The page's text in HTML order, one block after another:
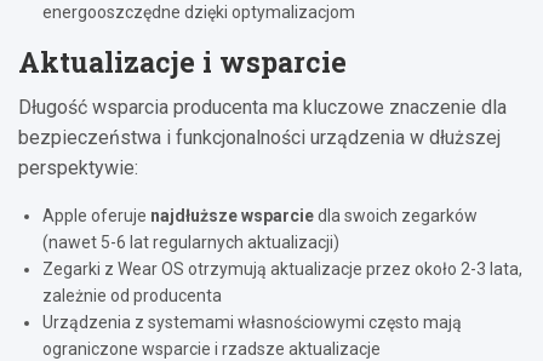
energooszczędne dzięki optymalizacjom
Aktualizacje i wsparcie
Długość wsparcia producenta ma kluczowe znaczenie dla
bezpieczeństwa i funkcjonalności urządzenia w dłuższej
perspektywie:
Apple oferuje najdłuższe wsparciedla swoich zegarków
(nawet 5-6 lat regularnych aktualizacji)
Zegarki z Wear OS otrzymują aktualizacje przez około 2-3 lata,
zależnie od producenta
Urządzenia z systemami własnościowymi często mają
ograniczone wsparcie i rzadsze aktualizacje